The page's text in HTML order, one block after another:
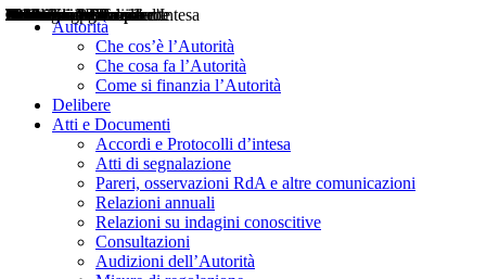
Autorità
Che cos’è l’Autorità
Che cosa fa l’Autorità
Come si finanzia l’Autorità
Delibere
Atti e Documenti
Accordi e Protocolli d’intesa
Atti di segnalazione
Pareri, osservazioni RdA e altre comunicazioni
Relazioni annuali
Relazioni su indagini conoscitive
Consultazioni
Audizioni dell’Autorità
Delibere
Pareri
Consultazioni
Audizioni
Atti di Segnalazione
Accordi e Protocolli d'Intesa
Relazioni annuali
Misure di regolazione
Notizie
Comunicati Stampa
Bollettini ART
Convegni ART
Interviste del Presidente
Articoli in primo piano
Interventi del Presidente
2004
2005
2010
2013
2014
2015
2016
2017
2018
2019
202
2020
2021
2022
2023
2024
2025
2026
Aereo
Marittimo
Terrestre